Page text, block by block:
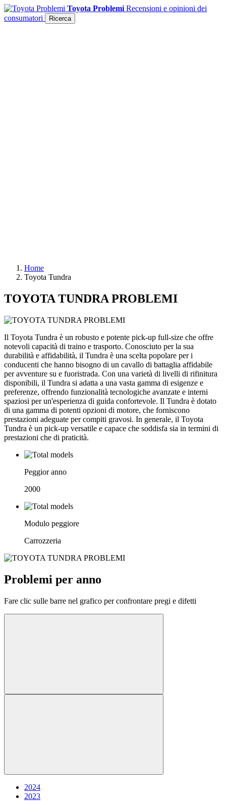
Toyota Problemi Recensioni e opinioni dei
consumatori
Ricerca
Home
Toyota Tundra
TOYOTA TUNDRA PROBLEMI
Il Toyota Tundra è un robusto e potente pick-up full-size che offre
notevoli capacità di traino e trasporto. Conosciuto per la sua
durabilità e affidabilità, il Tundra è una scelta popolare per i
conducenti che hanno bisogno di un cavallo di battaglia affidabile
per avventure su e fuoristrada. Con una varietà di livelli di rifinitura
disponibili, il Tundra si adatta a una vasta gamma di esigenze e
preferenze, offrendo funzionalità tecnologiche avanzate e interni
spaziosi per un'esperienza di guida confortevole. Il Tundra è dotato
di una gamma di potenti opzioni di motore, che forniscono
prestazioni adeguate per compiti gravosi. In generale, il Toyota
Tundra è un pick-up versatile e capace che soddisfa sia in termini di
prestazioni che di praticità.
Peggior anno
2000
Modulo peggiore
Carrozzeria
Problemi per anno
Fare clic sulle barre nel grafico per confrontare pregi e difetti
2024
2023